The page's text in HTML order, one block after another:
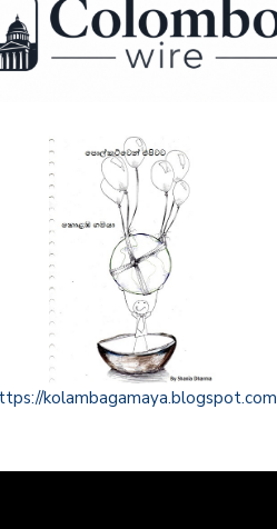
kolambagamaya.blogspot.com